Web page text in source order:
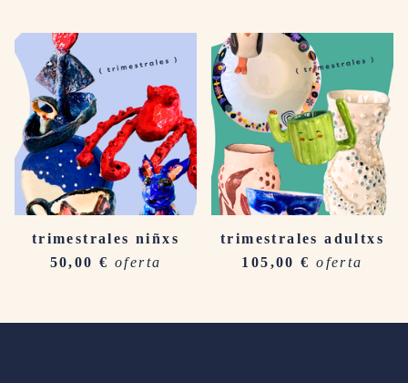
trimestrales niñxs
50,00€ oferta
trimestrales adultxs
105,00€ oferta